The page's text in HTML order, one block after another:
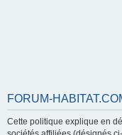
FORUM-
Cette politique explique en